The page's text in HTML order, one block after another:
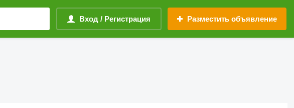
Вход / Регистрация Разместить объявление